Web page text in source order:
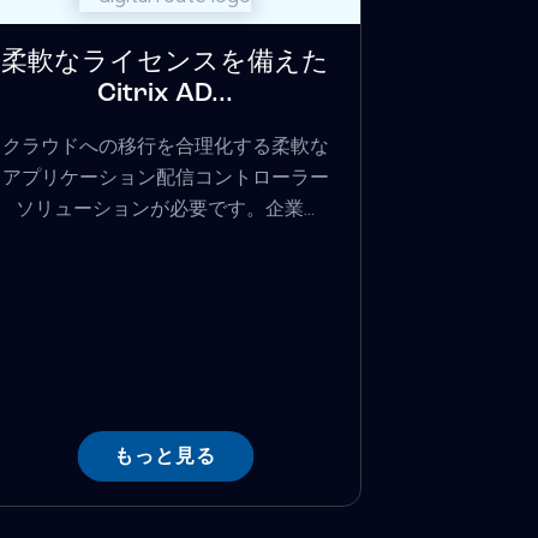
柔軟なライセンスを備えた
Citrix AD...
クラウドへの移行を合理化する柔軟な
アプリケーション配信コントローラー
ソリューションが必要です。企業...
もっと見る